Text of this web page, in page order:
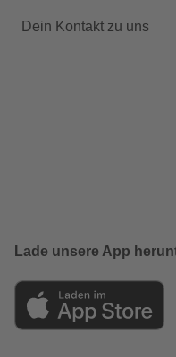
Dein Kontakt zu uns
Lade unsere App